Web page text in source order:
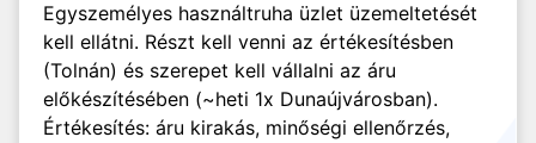
Egyszemélyes használtruha üzlet üzemeltetését
kell ellátni. Részt kell venni az értékesítésben
(Tolnán) és szerepet kell vállalni az áru
előkészítésében (~heti 1x Dunaújvárosban).
Értékesítés: áru kirakás, minőségi ellenőrzés,